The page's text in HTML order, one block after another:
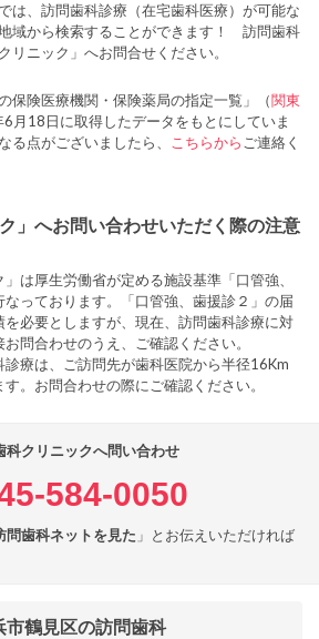
は、訪問歯科診療（在宅歯科医療）が可能な
域から検索することができます！ 訪問歯科
リニック」へお問合せください。
保険医療機関・保険薬局の指定一覧」（関東
月18日に取得したデータをもとにしていま
る点がございましたら、
こちらから ご連絡く
」へお問い合わせいただく際の注意
」は厚生労働省が定める施設基準「口管強、
っております。「口管強、歯援診２」の届
必要としますが、現在、訪問歯科診療に対
問合わせのうえ、ご確認ください。
療は、ご訪問先が歯科医院から半径16Km
。お問合わせの際にご確認ください。
科クリニックへ問い合わせ
584-0050
問歯科ネットを見た 」とお伝えいただければ
市鶴見区の訪問歯科